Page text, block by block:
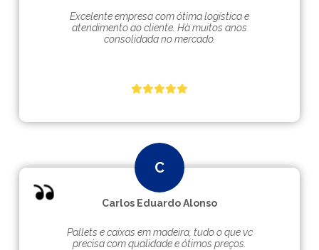
Excelente empresa com ótima logística e
atendimento ao cliente. Hà muitos anos
consolidada no mercado.
Carlos Eduardo Alonso
Pallets e caixas em madeira, tudo o que vc
precisa com qualidade e ótimos preços.